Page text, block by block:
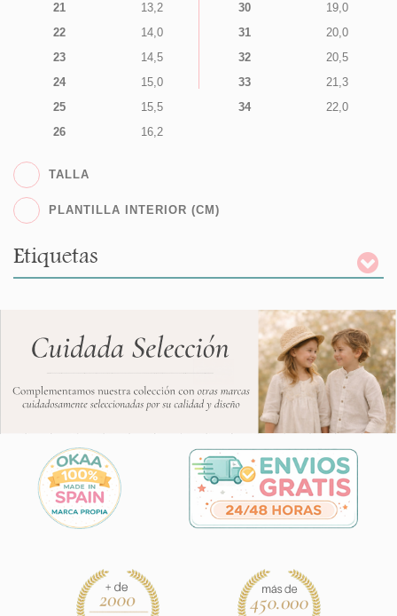
21
13,2
22
14,0
23
14,5
24
15,0
25
15,5
26
16,2
30
19,0
31
20,0
32
20,5
33
21,3
34
22,0
TALLA
PLANTILLA INTERIOR (CM)
Etiquetas